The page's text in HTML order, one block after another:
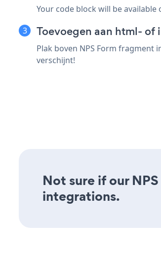
Your code block will be
Toevoegen aan html- of
Plak boven NPS Form fragment
verschijnt!
Not sure if our
integrations.